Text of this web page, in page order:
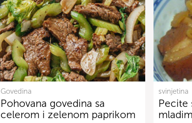
Govedina
Pohovana govedina sa
celerom i zelenom paprikom
svinjetina
Pecite